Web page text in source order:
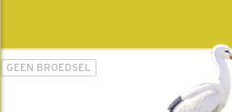
GEEN BROEDSEL